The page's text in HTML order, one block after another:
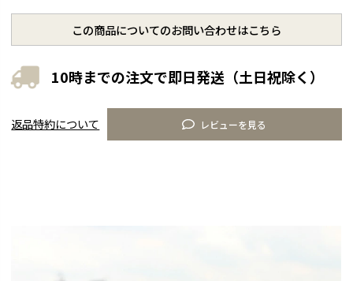
10時までの注文で即日発送（土日祝除く）
この商品についてのお問い合わせはこちら
レビューを見る
返品特約について